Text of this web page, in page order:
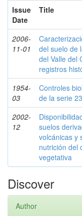
Issue
Date
Title
2006-
11-01
del suelo de
del Valle del
registros
1954-
03
Controles
de la serie
2002-
12
suelos
volcánicas y
nutrición del
vegetativa
Discover
Author